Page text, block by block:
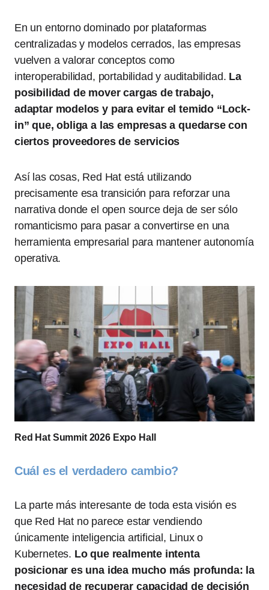
En un entorno dominado por plataformas
centralizadas y modelos cerrados, las empresas
vuelven a valorar conceptos como
interoperabilidad, portabilidad y auditabilidad. La
posibilidad de mover cargas de trabajo,
adaptar modelos y para evitar el temido “Lock-
in” que, obliga a las empresas a quedarse con
ciertos proveedores de servicios
Así las cosas, Red Hat está utilizando
precisamente esa transición para reforzar una
narrativa donde el open source deja de ser sólo
romanticismo para pasar a convertirse en una
herramienta empresarial para mantener autonomía
operativa.
Red Hat Summit 2026 Expo Hall
Cuál es el verdadero cambio?
La parte más interesante de toda esta visión es
que Red Hat no parece estar vendiendo
únicamente inteligencia artificial, Linux o
Kubernetes. Lo que realmente intenta
posicionar es una idea mucho más profunda: la
necesidad de recuperar capacidad de decisión